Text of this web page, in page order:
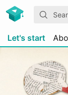
Let's start